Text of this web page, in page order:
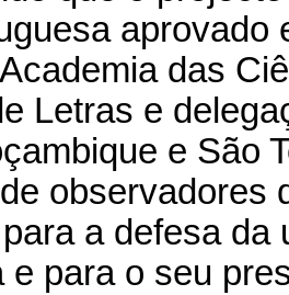
das
Letras e
e São
observadores
a defesa
e para o seu